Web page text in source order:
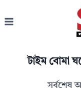
to
টাইম বোমা
সর্বশেষ